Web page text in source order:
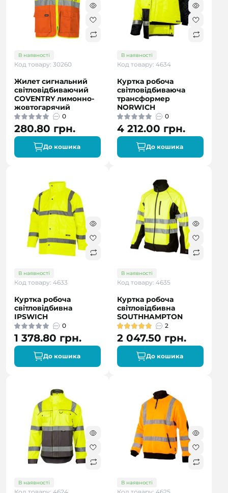
В наявності
Код товару: 30260
Жилет сигнальний
світловідбиваючий
COVENTRY лимонно-
жовтогарячий
0
280.80 грн.
До кошика
В наявності
Код товару: 4634
Куртка робоча
світловідбиваюча
трансформер
NORWICH
0
4 212.00 грн.
До кошика
В наявності
Код товару: 4633
Куртка робоча
світловідбивна
IPSWICH
0
1 378.80 грн.
До кошика
В наявності
Код товару: 4635
Куртка робоча
світловідбивна
SOUTHHAMPTON
2
2 047.50 грн.
До кошика
В наявності В наявності